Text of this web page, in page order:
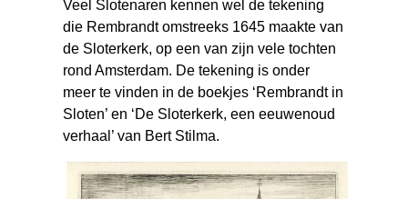
Veel Slotenaren kennen wel de tekening
die Rembrandt omstreeks 1645 maakte van
de Sloterkerk, op een van zijn vele tochten
rond Amsterdam. De tekening is onder
meer te vinden in de boekjes ‘Rembrandt in
Sloten’ en ‘De Sloterkerk, een eeuwenoud
verhaal’ van Bert Stilma.